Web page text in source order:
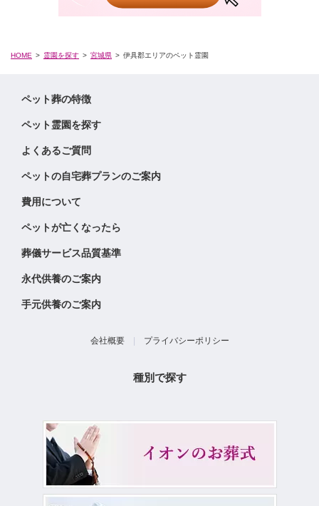
HOME 霊園を探す 宮城県 伊具郡エリアのペット霊園
ペット葬の特徴
ペット霊園を探す
よくあるご質問
ペットの自宅葬プランのご案内
費用について
ペットが亡くなったら
葬儀サービス品質基準
永代供養のご案内
手元供養のご案内
会社概要| プライバシーポリシー
種別で探す